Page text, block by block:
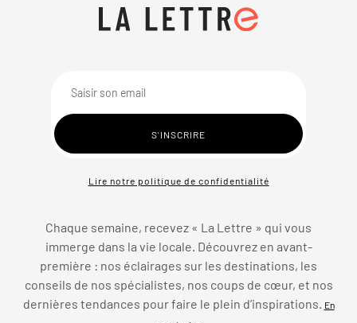
Lire notre politique de confidentialité
Chaque semaine, recevez « La Lettre » qui vous
immerge dans la vie locale. Découvrez en avant-
première : nos éclairages sur les destinations, les
conseils de nos spécialistes, nos coups de cœur, et nos
dernières tendances pour faire le plein d’inspirations. En